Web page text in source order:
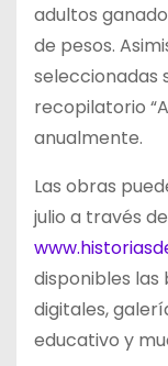
adultos
de pesos.
seleccionadas
recopilatorio
anualmente.
Las obras
julio a través
disponibles las
digitales,
educativo y